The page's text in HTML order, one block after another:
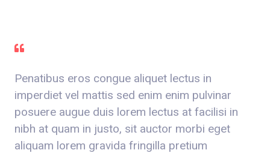
Penatibus eros congue aliquet lectus in
imperdiet vel mattis sed enim enim pulvinar
posuere augue duis lorem lectus at facilisi in
nibh at quam in justo, sit auctor morbi eget
aliquam lorem gravida fringilla pretium